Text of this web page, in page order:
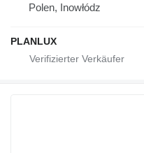
Polen, Inowłódz
PLANLUX